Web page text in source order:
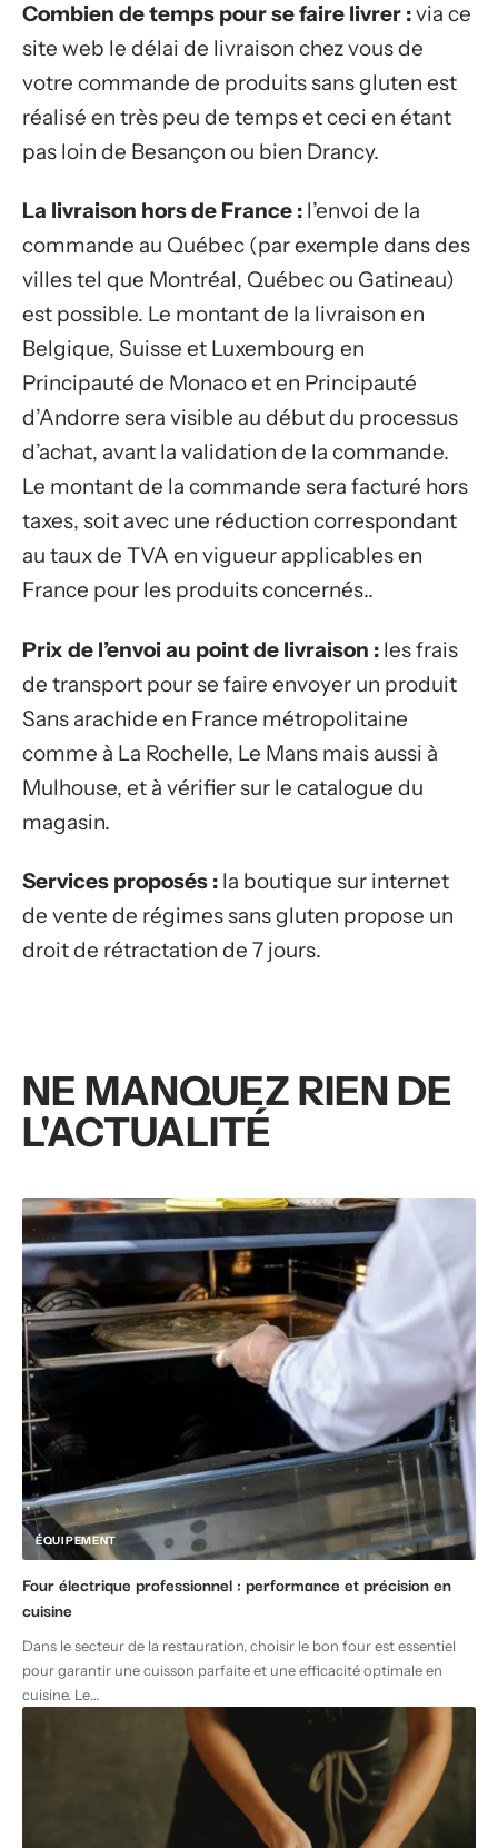
Combien de temps pour se faire livrer :via ce
site web le délai de livraison chez vous de
votre commande de produits sans gluten est
réalisé en très peu de temps et ceci en étant
pas loin de Besançon ou bien Drancy.
La livraison hors de France : l’envoi de la
commande au Québec (par exemple dans des
villes tel que Montréal, Québec ou Gatineau)
est possible. Le montant de la livraison en
Belgique, Suisse et Luxembourg en
Principauté de Monaco et en Principauté
d’Andorre sera visible au début du processus
d’achat, avant la validation de la commande.
Le montant de la commande sera facturé hors
taxes, soit avec une réduction correspondant
au taux de TVA en vigueur applicables en
France pour les produits concernés..
Prix de l’envoi au point de livraison : les frais
de transport pour se faire envoyer un produit
Sans arachide en France métropolitaine
comme à La Rochelle, Le Mans mais aussi à
Mulhouse, et à vérifier sur le catalogue du
magasin.
Services proposés : la boutique sur internet
de vente de régimes sans gluten propose un
droit de rétractation de 7 jours.
NE MANQUEZ RIEN DE
L'ACTUALITÉ
ÉQUIPEMENT
Four électrique professionnel : performance et précision en
cuisine
Dans le secteur de la restauration, choisir le bon four est essentiel
pour garantir une cuisson parfaite et une efficacité optimale en
cuisine. Le…